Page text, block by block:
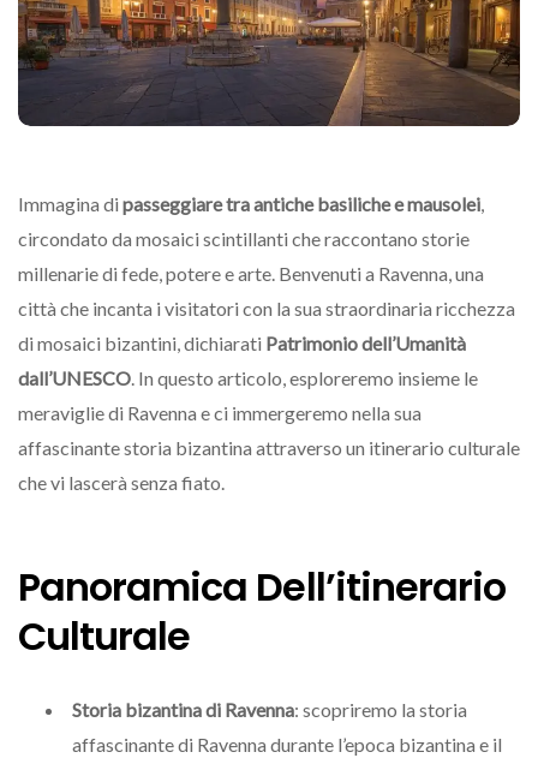
Immagina di passeggiare tra antiche basiliche e mausolei,
circondato da mosaici scintillanti che raccontano storie
millenarie di fede, potere e arte. Benvenuti a Ravenna, una
città che incanta i visitatori con la sua straordinaria ricchezza
di mosaici bizantini, dichiarati Patrimonio dell’Umanità
dall’UNESCO. In questo articolo, esploreremo insieme le
meraviglie di Ravenna e ci immergeremo nella sua
affascinante storia bizantina attraverso un itinerario culturale
che vi lascerà senza fiato.
Panoramica Dell’itinerario
Culturale
Storia bizantina di Ravenna: scopriremo la storia
affascinante di Ravenna durante l’epoca bizantina e il